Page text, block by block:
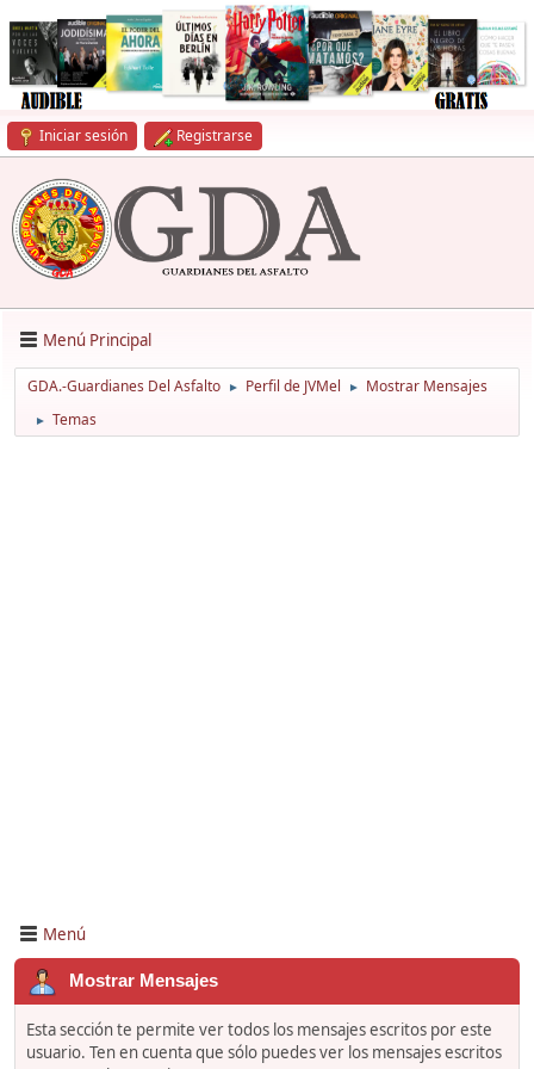
Iniciar sesión Registrarse
Menú Principal
GDA.-Guardianes Del Asfalto ► Perfil de JVMel ► Mostrar Mensajes
► Temas
Menú
Mostrar Mensajes
Esta sección te permite ver todos los mensajes escritos por este
usuario. Ten en cuenta que sólo puedes ver los mensajes escritos